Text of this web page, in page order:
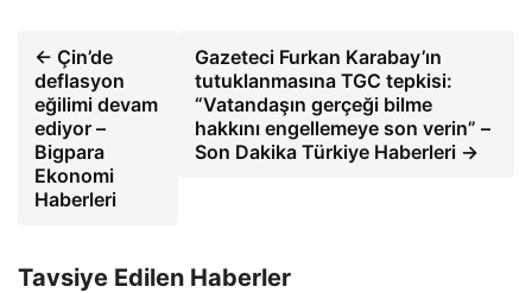
← Çin’de
deflasyon
eğilimi devam
ediyor –
Bigpara
Ekonomi
Haberleri
Gazeteci Furkan Karabay’ın
tutuklanmasına TGC tepkisi:
“Vatandaşın gerçeği bilme
hakkını engellemeye son verin” –
Son Dakika Türkiye Haberleri →
Tavsiye Edilen Haberler